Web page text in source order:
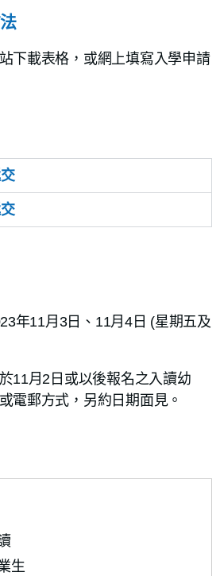
下載表格，或網上填寫入學申請
年11月3日、11月4日 (星期五及
11月2日或以後報名之入讀幼
電郵方式，另約日期面見。
生